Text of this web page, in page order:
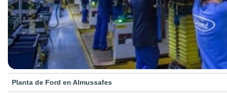
Planta de Ford en Almussafes